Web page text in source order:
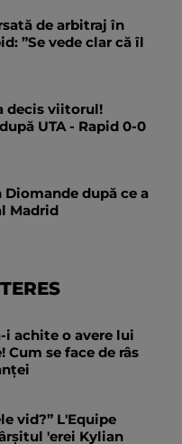
de arbitraj în
”Se vede clar că îl
decis viitorul!
UTA - Rapid 0-0
Diomande după ce a
Madrid
i achite o avere lui
Cum se face de râs
vid?” L'Equipe
'erei Kylian